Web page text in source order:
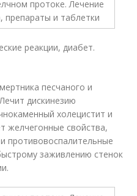
реакции, диабет.
песчаного и
дискинезию
холецистит и
желчегонные свойства,
противовоспалительные
заживлению стенок